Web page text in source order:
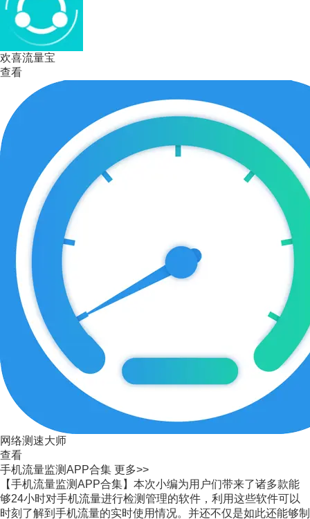
欢喜流量宝
查看
网络测速大师
查看
手机流量监测APP合集 更多>>
【手机流量监测APP合集】本次小编为用户们带来了诸多款能
够24小时对手机流量进行检测管理的软件，利用这些软件可以
时刻了解到手机流量的实时使用情况。并还不仅是如此还能够制